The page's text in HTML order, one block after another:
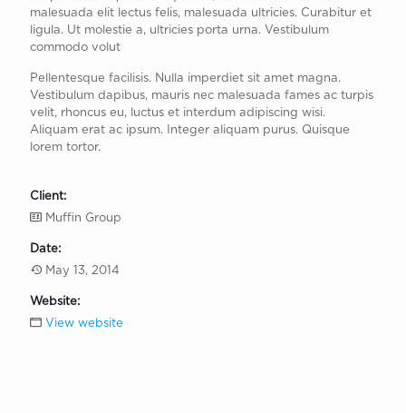
malesuada elit lectus felis, malesuada ultricies. Curabitur et
ligula. Ut molestie a, ultricies porta urna. Vestibulum
commodo volut
Pellentesque facilisis. Nulla imperdiet sit amet magna.
Vestibulum dapibus, mauris nec malesuada fames ac turpis
velit, rhoncus eu, luctus et interdum adipiscing wisi.
Aliquam erat ac ipsum. Integer aliquam purus. Quisque
lorem tortor.
Client:
Muffin Group
Date:
May 13, 2014
Website:
View website